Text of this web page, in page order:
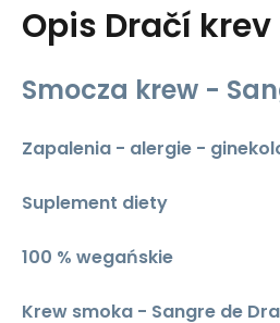
Opis Dračí krev
Smocza krew -
Zapalenia - alergie -
Suplement diety
100 % wegańskie
Krew smoka - Sangre de